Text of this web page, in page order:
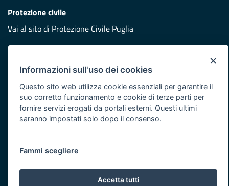
Protezione civile
Vai al sito di Protezione Civile Puglia
Iniziativa finanziata con risorse del POR Puglia 2014/2020 -
Asse XI
Note legali
Cookie e privacy
Atti di notifica
Servizi Intranet
© Regione Puglia
×
Informazioni sull'uso dei cookies
Questo sito web utilizza cookie essenziali per garantire il
suo corretto funzionamento e cookie di terze parti per
fornire servizi erogati da portali esterni. Questi ultimi
saranno impostati solo dopo il consenso.
Fammi scegliere
Accetta tutti